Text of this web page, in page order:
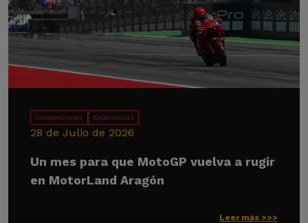
Competiciones Experiencias
28 de Julio de 2026
Un mes para que MotoGP vuelva a rugir
en MotorLand Aragón
Leer más >>>